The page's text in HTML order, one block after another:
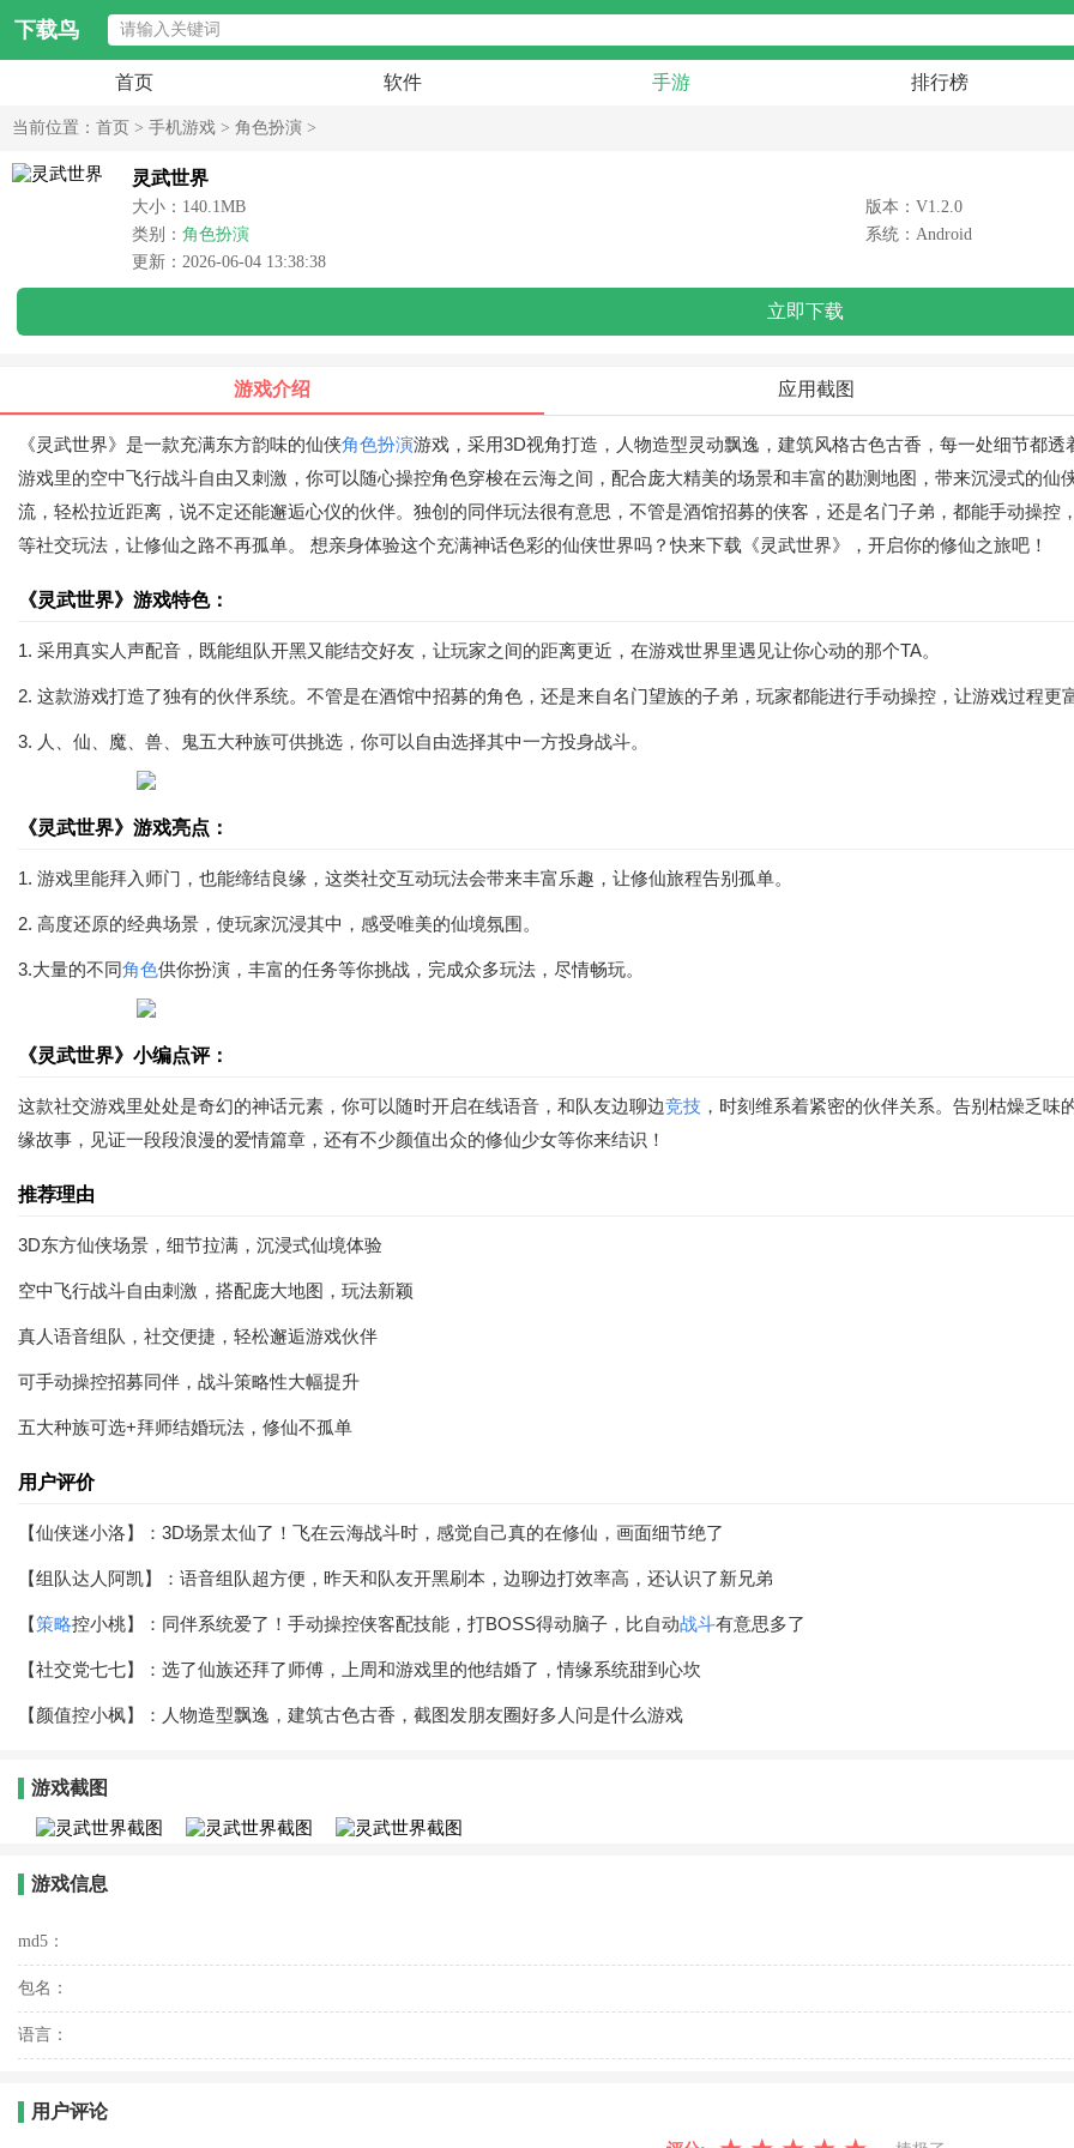
下载鸟
首页 软件 手游 排行榜
当前位置： 首页 > 手机游戏 > 角色扮演 >
灵武世界
大小：140.1MB
版本：V1.2.0
类别： 角色扮演
系统：Android
更新：2026-06-04 13:38:38
立即下载
游戏介绍 应用截图
《灵武世界》是一款充满东方韵味的仙侠角色扮演游戏，采用3D视角打造，人物造型灵动飘逸，建筑风格古色古香，每一处细节都
游戏里的空中飞行战斗自由又刺激，你可以随心操控角色穿梭在云海之间，配合庞大精美的场景和丰富的勘测地图，带来沉浸式的
流，轻松拉近距离，说不定还能邂逅心仪的伙伴。独创的同伴玩法很有意思，不管是酒馆招募的侠客，还是名门子弟，都能手动操
等社交玩法，让修仙之路不再孤单。 想亲身体验这个充满神话色彩的仙侠世界吗？快来下载《灵武世界》，开启你的修仙之旅吧！
《灵武世界》游戏特色：
1. 采用真实人声配音，既能组队开黑又能结交好友，让玩家之间的距离更近，在游戏世界里遇见让你心动的那个TA。
2. 这款游戏打造了独有的伙伴系统。不管是在酒馆中招募的角色，还是来自名门望族的子弟，玩家都能进行手动操控，让游戏过程更
3. 人、仙、魔、兽、鬼五大种族可供挑选，你可以自由选择其中一方投身战斗。
《灵武世界》游戏亮点：
1. 游戏里能拜入师门，也能缔结良缘，这类社交互动玩法会带来丰富乐趣，让修仙旅程告别孤单。
2. 高度还原的经典场景，使玩家沉浸其中，感受唯美的仙境氛围。
3.大量的不同角色供你扮演，丰富的任务等你挑战，完成众多玩法，尽情畅玩。
《灵武世界》小编点评：
这款社交游戏里处处是奇幻的神话元素，你可以随时开启在线语音，和队友边聊边竞技 ，时刻维系着紧密的伙伴关系。告别枯燥乏
缘故事，见证一段段浪漫的爱情篇章，还有不少颜值出众的修仙少女等你来结识！
推荐理由
3D东方仙侠场景，细节拉满，沉浸式仙境体验
空中飞行战斗自由刺激，搭配庞大地图，玩法新颖
真人语音组队，社交便捷，轻松邂逅游戏伙伴
可手动操控招募同伴，战斗策略性大幅提升
五大种族可选+拜师结婚玩法，修仙不孤单
用户评价
【仙侠迷小洛】：3D场景太仙了！飞在云海战斗时，感觉自己真的在修仙，画面细节绝了
【组队达人阿凯】：语音组队超方便，昨天和队友开黑刷本，边聊边打效率高，还认识了新兄弟
【策略控小桃】：同伴系统爱了！手动操控侠客配技能，打BOSS得动脑子，比自动战斗有意思多了
【社交党七七】：选了仙族还拜了师傅，上周和游戏里的他结婚了，情缘系统甜到心坎
【颜值控小枫】：人物造型飘逸，建筑古色古香，截图发朋友圈好多人问是什么游戏
游戏截图
游戏信息
md5：
包名：
语言：
用户评论